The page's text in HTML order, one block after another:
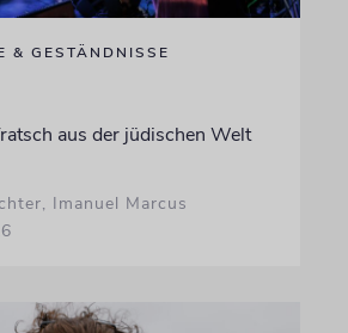
& GESTÄNDNISSE
aus der jüdischen Welt
Imanuel Marcus